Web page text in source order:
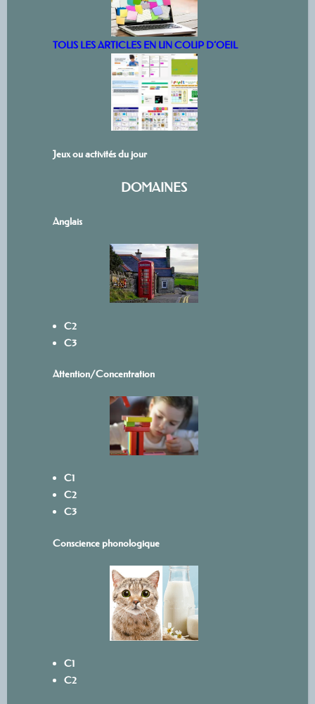
TOUS LES ARTICLES EN UN COUP D’OEIL
Jeux ou activités du jour
DOMAINES
Anglais
C2
C3
Attention/Concentration
C1
C2
C3
Conscience phonologique
C1
C2